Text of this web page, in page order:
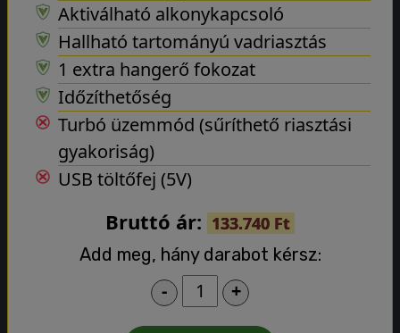
Aktiválható alkonykapcsoló
Hallható tartományú vadriasztás
1 extra hangerő fokozat
Időzíthetőség
Turbó üzemmód (sűríthető riasztási
gyakoriság)
USB töltőfej (5V)
Bruttó ár: 133.740 Ft
Add meg, hány darabot kérsz:
- +